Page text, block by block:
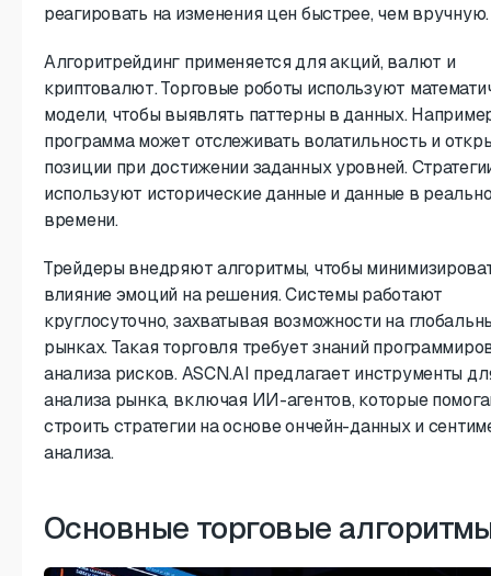
реагировать на изменения цен быстрее, чем вручную.
Алгоритрейдинг применяется для акций, валют и
криптовалют. Торговые роботы используют
модели, чтобы выявлять паттерны в данных.
программа может отслеживать волатильность и
позиции при достижении заданных уровней.
используют исторические данные и данные в
времени.
Трейдеры внедряют алгоритмы, чтобы
влияние эмоций на решения. Системы работают
круглосуточно, захватывая возможности на
рынках. Такая торговля требует знаний
анализа рисков. ASCN.AI предлагает инструменты
анализа рынка, включая ИИ-агентов, которые
строить стратегии на основе ончейн-данных и
анализа.
Основные торговые